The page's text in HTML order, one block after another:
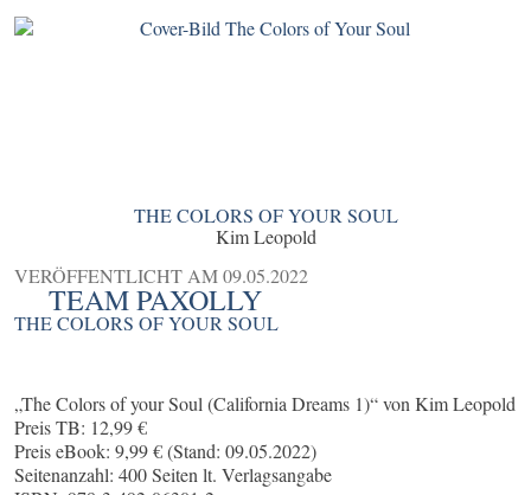
THE COLORS OF YOUR SOUL
Kim Leopold
VERÖFFENTLICHT AM09.05.2022
TEAM PAXOLLY
THE COLORS OF YOUR SOUL
„The Colors of your Soul (California Dreams 1)“ von Kim Leopold
Preis TB: 12,99 €
Preis eBook: 9,99 € (Stand: 09.05.2022)
Seitenanzahl: 400 Seiten lt. Verlagsangabe